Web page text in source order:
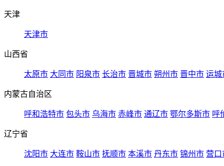
天津
天津市
山西省
太原市 大同市 阳泉市 长治市 晋城市 朔州市 晋中市 运城
内蒙古自治区
呼和浩特市 包头市 乌海市 赤峰市 通辽市 鄂尔多斯市 呼
辽宁省
沈阳市 大连市 鞍山市 抚顺市 本溪市 丹东市 锦州市 营口